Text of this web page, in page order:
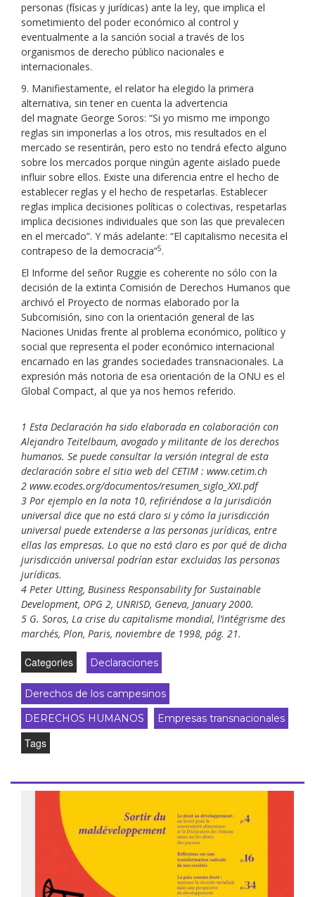
personas (físicas y jurídicas) ante la ley, que implica el
sometimiento del poder económico al control y
eventualmente a la sanción social a través de los
organismos de derecho público nacionales e
internacionales.
9. Manifiestamente, el relator ha elegido la primera
alternativa, sin tener en cuenta la advertencia
del magnate George Soros: “Si yo mismo me impongo
reglas sin imponerlas a los otros, mis resultados en el
mercado se resentirán, pero esto no tendrá efecto alguno
sobre los mercados porque ningún agente aislado puede
influir sobre ellos. Existe una diferencia entre el hecho de
establecer reglas y el hecho de respetarlas. Establecer
reglas implica decisiones políticas o colectivas, respetarlas
implica decisiones individuales que son las que prevalecen
en el mercado”. Y más adelante: “El capitalismo necesita el
contrapeso de la democracia”5.
El Informe del señor Ruggie es coherente no sólo con la
decisión de la extinta Comisión de Derechos Humanos que
archivó el Proyecto de normas elaborado por la
Subcomisión, sino con la orientación general de las
Naciones Unidas frente al problema económico, político y
social que representa el poder económico internacional
encarnado en las grandes sociedades transnacionales. La
expresión más notoria de esa orientación de la ONU es el
Global Compact, al que ya nos hemos referido.
1 Esta Declaración ha sido elaborada en colaboración con
Alejandro Teitelbaum, avogado y militante de los derechos
humanos. Se puede consultar la versión integral de esta
declaración sobre el sitio web del CETIM : www.cetim.ch
2 www.ecodes.org/documentos/resumen_siglo_XXI.pdf
3 Por ejemplo en la nota 10, refiriéndose a la jurisdición
universal dice que no está claro si y cómo la jurisdicción
universal puede extenderse a las personas jurídicas, entre
ellas las empresas. Lo que no está claro es por qué de dicha
jurisdicción universal podrían estar excluidas las personas
jurídicas.
4 Peter Utting, Business Responsability for Sustainable
Development, OPG 2, UNRISD, Geneva, January 2000.
5 G. Soros, La crise du capitalisme mondial, l’intégrisme des
marchés, Plon, Paris, noviembre de 1998, pág. 21.
Categories Declaraciones
Derechos de los campesinos
DERECHOS HUMANOS
Empresas transnacionales
Tags